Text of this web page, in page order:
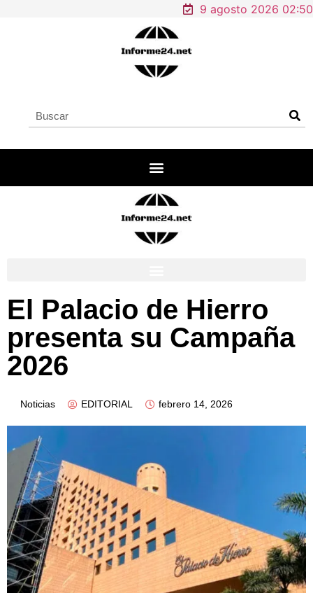
9 agosto 2026 02:50
El Palacio de Hierro
presenta su Campaña
2026
Noticias EDITORIAL febrero 14, 2026